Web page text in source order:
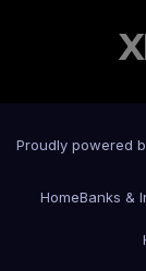
Proudly powered
HomeBanks &